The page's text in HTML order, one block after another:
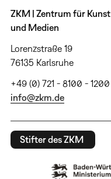
ZKM | Zentrum für Kunst
und Medien
Lorenzstraße 19
76135 Karlsruhe
+49 (0) 721 - 8100 - 1200
info@zkm.de
Stifter des ZKM